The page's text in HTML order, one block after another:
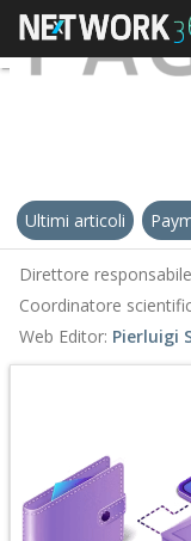
Ultimi articoli
Direttore
Coordinatore
Web Editor: Pierluigi